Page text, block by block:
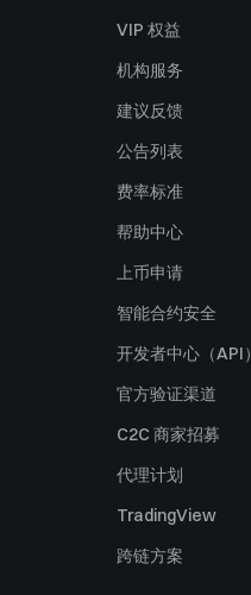
VIP 权益
机构服务
建议反馈
公告列表
费率标准
帮助中心
上币申请
智能合约安全
开发者中心（API）
官方验证渠道
C2C 商家招募
代理计划
TradingView
跨链方案